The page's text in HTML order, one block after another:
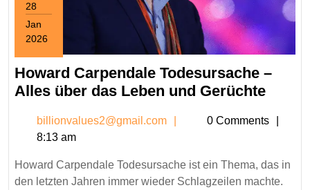
28
Jan
2026
28,
2026
Howard Carpendale Todesursache –
Alles über das Leben und Gerüchte
Alles
über
billionvalues2@gmail.com
0 Comments
8:13 am
Howard Carpendale Todesursache ist ein Thema, das in
den letzten Jahren immer wieder Schlagzeilen machte.